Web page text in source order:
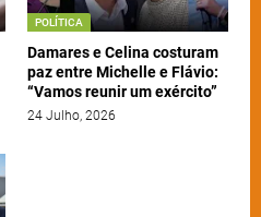
POLÍTICA
Damares e Celina costuram
paz entre Michelle e Flávio:
“Vamos reunir um exército”
24 Julho, 2026